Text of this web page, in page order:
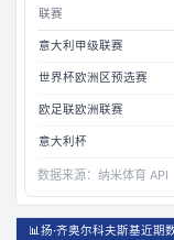
联赛
意大利甲级联赛
世界杯欧洲区预选赛
欧足联欧洲联赛
意大利杯
数据来源： 纳米体育 API
📊扬·齐奥尔科夫斯基近期